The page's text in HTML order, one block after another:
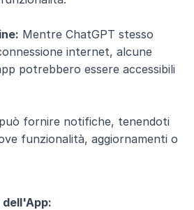
Mentre ChatGPT stesso
internet, alcune
potrebbero essere accessibili
fornire notifiche, tenendoti
funzionalità, aggiornamenti o